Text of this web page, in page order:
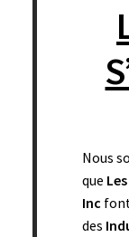
TamponNous
que
Inc
des